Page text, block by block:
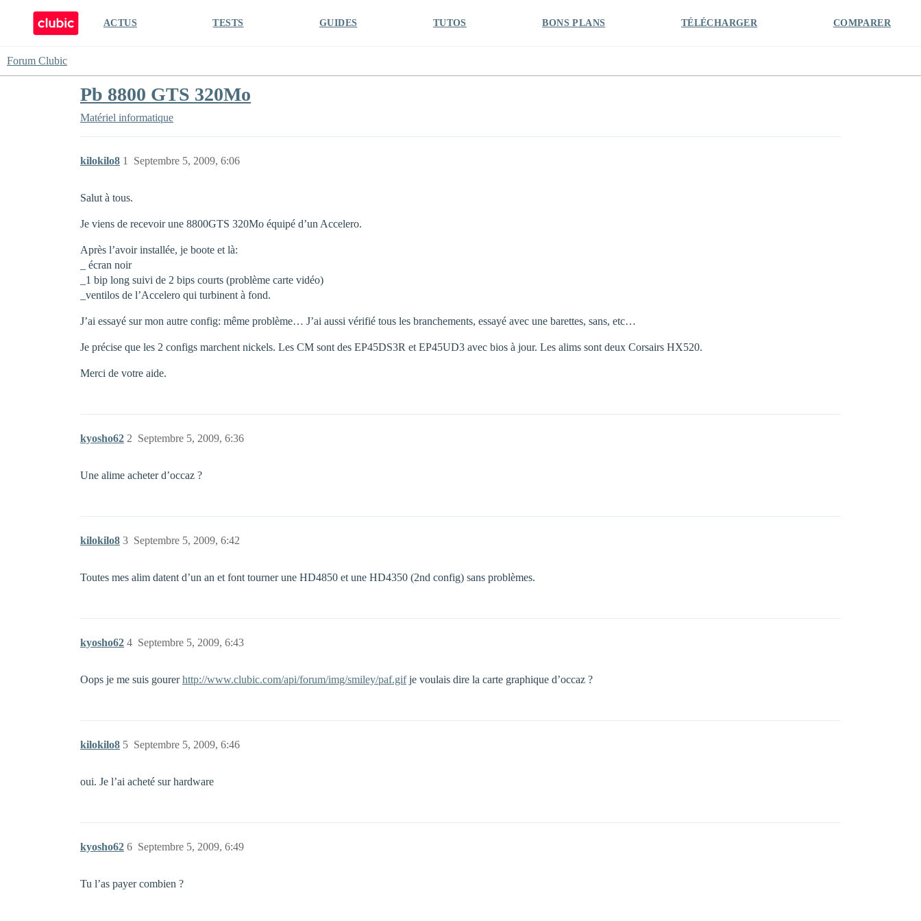
ACTUS TESTS GUIDES TUTOS BONS PLANS TÉLÉCHARGER COMPARER
Forum Clubic
Pb 8800 GTS 320Mo
Matériel informatique
kilokilo8 Septembre 5, 2009, 6:06
1
Salut à tous.
Je viens de recevoir une 8800GTS 320Mo équipé d’un Accelero.
Après l’avoir installée, je boote et là:
_ écran noir
_1 bip long suivi de 2 bips courts (problème carte vidéo)
_ventilos de l’Accelero qui turbinent à fond.
J’ai essayé sur mon autre config: même problème… J’ai aussi vérifié tous les branchements, essayé avec une barettes, sans, etc…
Je précise que les 2 configs marchent nickels. Les CM sont des EP45DS3R et EP45UD3 avec bios à jour. Les alims sont deux Corsairs HX520.
Merci de votre aide.
kyosho62 Septembre 5, 2009, 6:36
2
Une alime acheter d’occaz ?
kilokilo8 Septembre 5, 2009, 6:42
3
Toutes mes alim datent d’un an et font tourner une HD4850 et une HD4350 (2nd config) sans problèmes.
kyosho62 Septembre 5, 2009, 6:43
4
Oops je me suis gourerhttp://www.clubic.com/api/forum/img/smiley/paf.gifje voulais dire la carte graphique d’occaz ?
kilokilo8 Septembre 5, 2009, 6:46
5
oui. Je l’ai acheté sur hardware
kyosho62 Septembre 5, 2009, 6:49
6
Tu l’as payer combien ?